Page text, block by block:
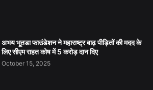
अभय भूतडा फाउंडेशन ने महाराष्ट्र बाढ़ पीड़ितों की मदद के
लिए सीएम राहत कोष में 5 करोड़ दान दिए
October 15, 2025